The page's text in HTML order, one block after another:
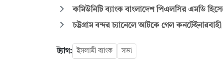
কমিউনিটি ব্যাংক বাংলাদেশ পিএলসির এমডি
চট্টগ্রাম বন্দর চ্যানেলে আটকে গেল
ট্যাগ: ইসলামী ব্যাংক সভা